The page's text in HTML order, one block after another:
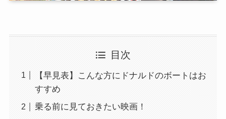
目次
【早見表】こんな方にドナルドのボートはお
すすめ
乗る前に見ておきたい映画！